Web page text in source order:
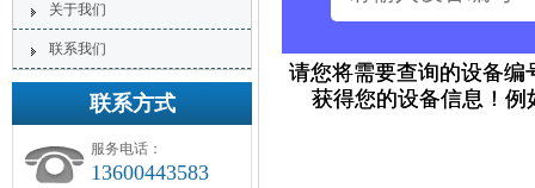
关于我们
联系我们
联系方式
服务电话：
13600443583
请您将需要查询的设备编
获得您的设备信息！例